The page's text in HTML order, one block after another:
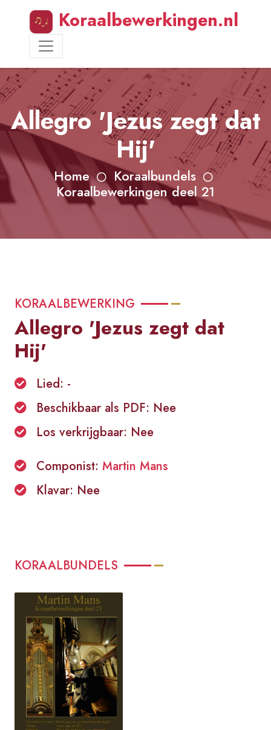
Koraalbewerkingen.nl
Allegro 'Jezus zegt dat
Hij'
Home
Koraalbundels
Koraalbewerkingen deel 21
KORAALBEWERKING
Allegro 'Jezus zegt dat
Hij'
Lied: -
Beschikbaar als PDF: Nee
Los verkrijgbaar: Nee
Componist: Martin Mans
Klavar: Nee
KORAALBUNDELS